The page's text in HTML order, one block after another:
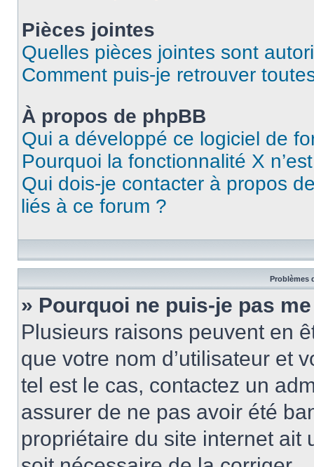
Pièces jointes
Quelles pièces jointes sont
Comment puis-je retrouver
À propos de phpBB
Qui a développé ce logiciel de
Pourquoi la fonctionnalité X
Qui dois-je contacter à propos
liés à ce forum ?
Problèmes
» Pourquoi ne puis-je pas
Plusieurs raisons peuvent en
que votre nom d’utilisateur et
tel est le cas, contactez un
assurer de ne pas avoir été
propriétaire du site internet ait